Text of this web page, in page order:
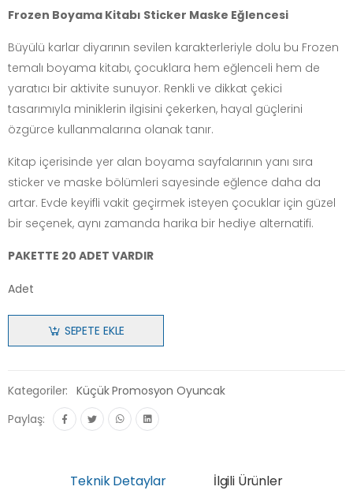
Frozen Boyama Kitabı Sticker Maske Eğlencesi
Büyülü karlar diyarının sevilen karakterleriyle dolu bu Frozen
temalı boyama kitabı, çocuklara hem eğlenceli hem de
yaratıcı bir aktivite sunuyor. Renkli ve dikkat çekici
tasarımıyla miniklerin ilgisini çekerken, hayal güçlerini
özgürce kullanmalarına olanak tanır.
Kitap içerisinde yer alan boyama sayfalarının yanı sıra
sticker ve maske bölümleri sayesinde eğlence daha da
artar. Evde keyifli vakit geçirmek isteyen çocuklar için güzel
bir seçenek, aynı zamanda harika bir hediye alternatifi.
PAKETTE 20 ADET VARDIR
Adet
SEPETE EKLE
Kategoriler:
Küçük Promosyon Oyuncak
Paylaş:
Teknik Detaylar
İlgili Ürünler